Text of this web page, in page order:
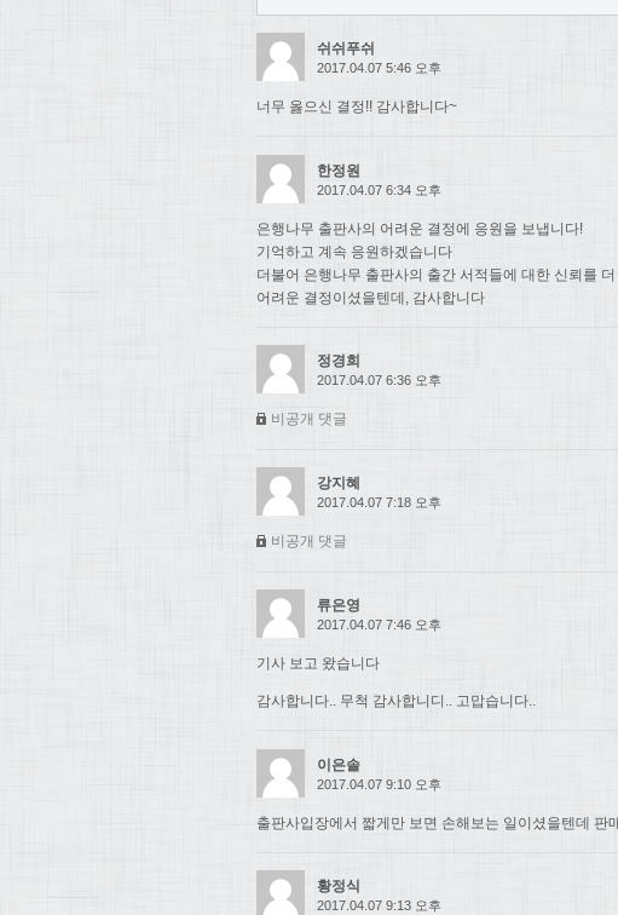
쉬쉬푸쉬
2017.04.07 5:46 오후
너무 옳으신 결정!! 감사합니다~
한정원
2017.04.07 6:34 오후
은행나무 출판사의 어려운 결정에 응원을 보냅니다!
기억하고 계속 응원하겠습니다
더불어 은행나무 출판사의 출간 서적들에 대한 신뢰를
어려운 결정이셨을텐데, 감사합니다
정경희
2017.04.07 6:36 오후
비공개 댓글
강지혜
2017.04.07 7:18 오후
비공개 댓글
류은영
2017.04.07 7:46 오후
기사 보고 왔습니다
감사합니다.. 무척 감사합니디.. 고맙습니다..
이은솔
2017.04.07 9:10 오후
출판사입장에서 짧게만 보면 손해보는 일이셨을텐데 판
황정식
2017.04.07 9:13 오후